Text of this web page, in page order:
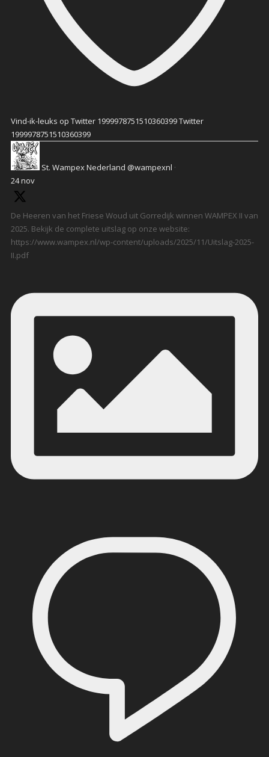
Vind-ik-leuks op Twitter 1999978751510360399Twitter
1999978751510360399
St. Wampex Nederland @wampexnl ·
24 nov
De Heeren van het Friese Woud uit Gorredijk winnen WAMPEX II van
2025. Bekijk de complete uitslag op onze website:
https://www.wampex.nl/wp-content/uploads/2025/11/Uitslag-2025-
II.pdf